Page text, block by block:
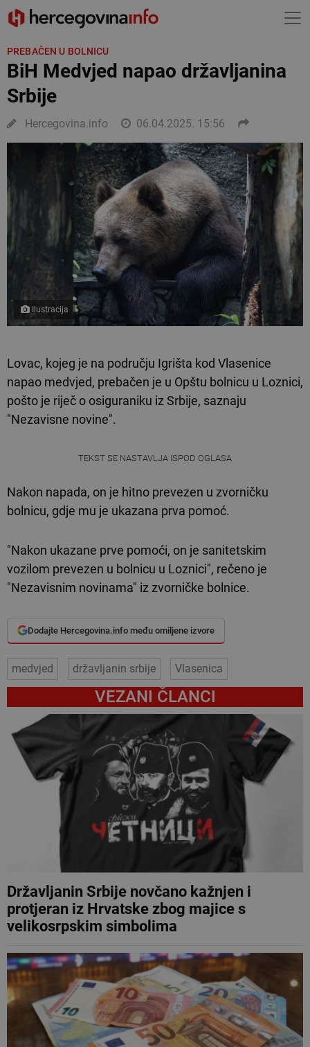
PREBAČEN U BOLNICU
BiH Medvjed napao državljanina
Srbije
Hercegovina.info 06.04.2025. 15:56
Ilustracija
Lovac, kojeg je na području Igrišta kod Vlasenice
napao medvjed, prebačen je u Opštu bolnicu u Loznici,
pošto je riječ o osiguraniku iz Srbije, saznaju
"Nezavisne novine".
TEKST SE NASTAVLJA ISPOD OGLASA
Nakon napada, on je hitno prevezen u zvorničku
bolnicu, gdje mu je ukazana prva pomoć.
"Nakon ukazane prve pomoći, on je sanitetskim
vozilom prevezen u bolnicu u Loznici", rečeno je
"Nezavisnim novinama" iz zvorničke bolnice.
Dodajte Hercegovina.info među omiljene izvore
medvjed državljanin srbije Vlasenica
VEZANI ČLANCI
Državljanin Srbije novčano kažnjen i
protjeran iz Hrvatske zbog majice s
velikosrpskim simbolima